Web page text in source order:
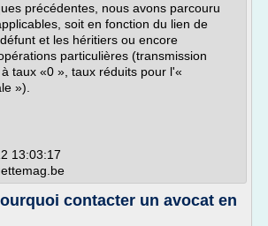
précédentes, nous avons parcouru
soit en fonction du lien de
et les héritiers ou encore
particulières (transmission
taux «0 », taux réduits pour l'«
»).
13:03:17
contacter un avocat en